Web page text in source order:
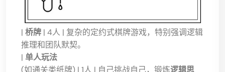
| 桥牌 | 4人 | 复杂的定约式棋牌游戏，特别强调逻辑
推理和团队默契。
| 单人玩法
(如通关类纸牌) | 1人 | 自己挑战自己，锻炼逻辑思